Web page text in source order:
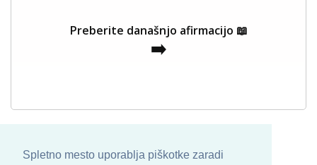
Spletno mesto uporablja piškotke zaradi
Preberite današnjo afirmacijo 📖
➡️